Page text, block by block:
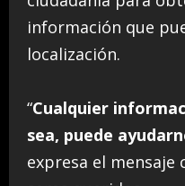
información que
localización.
“Cualquier
sea, puede
expresa el